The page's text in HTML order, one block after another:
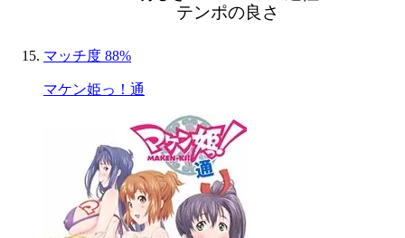
テンポの良さ
マッチ度 88%
マケン姫っ！通